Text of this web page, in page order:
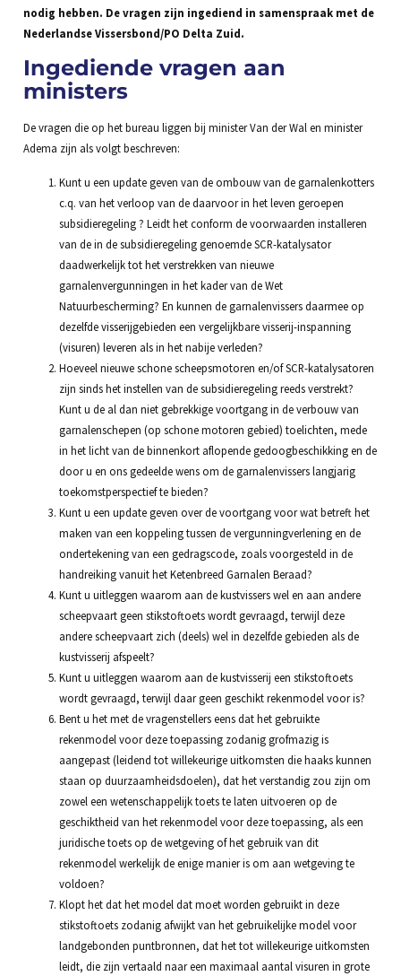
nodig hebben. De vragen zijn ingediend in samenspraak met de
Nederlandse Vissersbond/PO Delta Zuid.
Ingediende vragen aan
ministers
De vragen die op het bureau liggen bij minister Van der Wal en minister
Adema zijn als volgt beschreven:
Kunt u een update geven van de ombouw van de garnalenkotters
c.q. van het verloop van de daarvoor in het leven geroepen
subsidieregeling ? Leidt het conform de voorwaarden installeren
van de in de subsidieregeling genoemde SCR-katalysator
daadwerkelijk tot het verstrekken van nieuwe
garnalenvergunningen in het kader van de Wet
Natuurbescherming? En kunnen de garnalenvissers daarmee op
dezelfde visserijgebieden een vergelijkbare visserij-inspanning
(visuren) leveren als in het nabije verleden?
Hoeveel nieuwe schone scheepsmotoren en/of SCR-katalysatoren
zijn sinds het instellen van de subsidieregeling reeds verstrekt?
Kunt u de al dan niet gebrekkige voortgang in de verbouw van
garnalenschepen (op schone motoren gebied) toelichten, mede
in het licht van de binnenkort aflopende gedoogbeschikking en de
door u en ons gedeelde wens om de garnalenvissers langjarig
toekomstperspectief te bieden?
Kunt u een update geven over de voortgang voor wat betreft het
maken van een koppeling tussen de vergunningverlening en de
ondertekening van een gedragscode, zoals voorgesteld in de
handreiking vanuit het Ketenbreed Garnalen Beraad?
Kunt u uitleggen waarom aan de kustvissers wel en aan andere
scheepvaart geen stikstoftoets wordt gevraagd, terwijl deze
andere scheepvaart zich (deels) wel in dezelfde gebieden als de
kustvisserij afspeelt?
Kunt u uitleggen waarom aan de kustvisserij een stikstoftoets
wordt gevraagd, terwijl daar geen geschikt rekenmodel voor is?
Bent u het met de vragenstellers eens dat het gebruikte
rekenmodel voor deze toepassing zodanig grofmazig is
aangepast (leidend tot willekeurige uitkomsten die haaks kunnen
staan op duurzaamheidsdoelen), dat het verstandig zou zijn om
zowel een wetenschappelijk toets te laten uitvoeren op de
geschiktheid van het rekenmodel voor deze toepassing, als een
juridische toets op de wetgeving of het gebruik van dit
rekenmodel werkelijk de enige manier is om aan wetgeving te
voldoen?
Klopt het dat het model dat moet worden gebruikt in deze
stikstoftoets zodanig afwijkt van het gebruikelijke model voor
landgebonden puntbronnen, dat het tot willekeurige uitkomsten
leidt, die zijn vertaald naar een maximaal aantal visuren in grote